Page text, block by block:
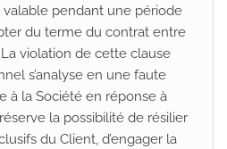
pendant une période
du terme du contrat entre
violation de cette clause
s’analyse en une faute
à la Société en réponse à
la possibilité de résilier
du Client, d’engager la